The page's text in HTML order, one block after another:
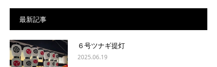
最新記事
６号ツナギ提灯
2025.06.19